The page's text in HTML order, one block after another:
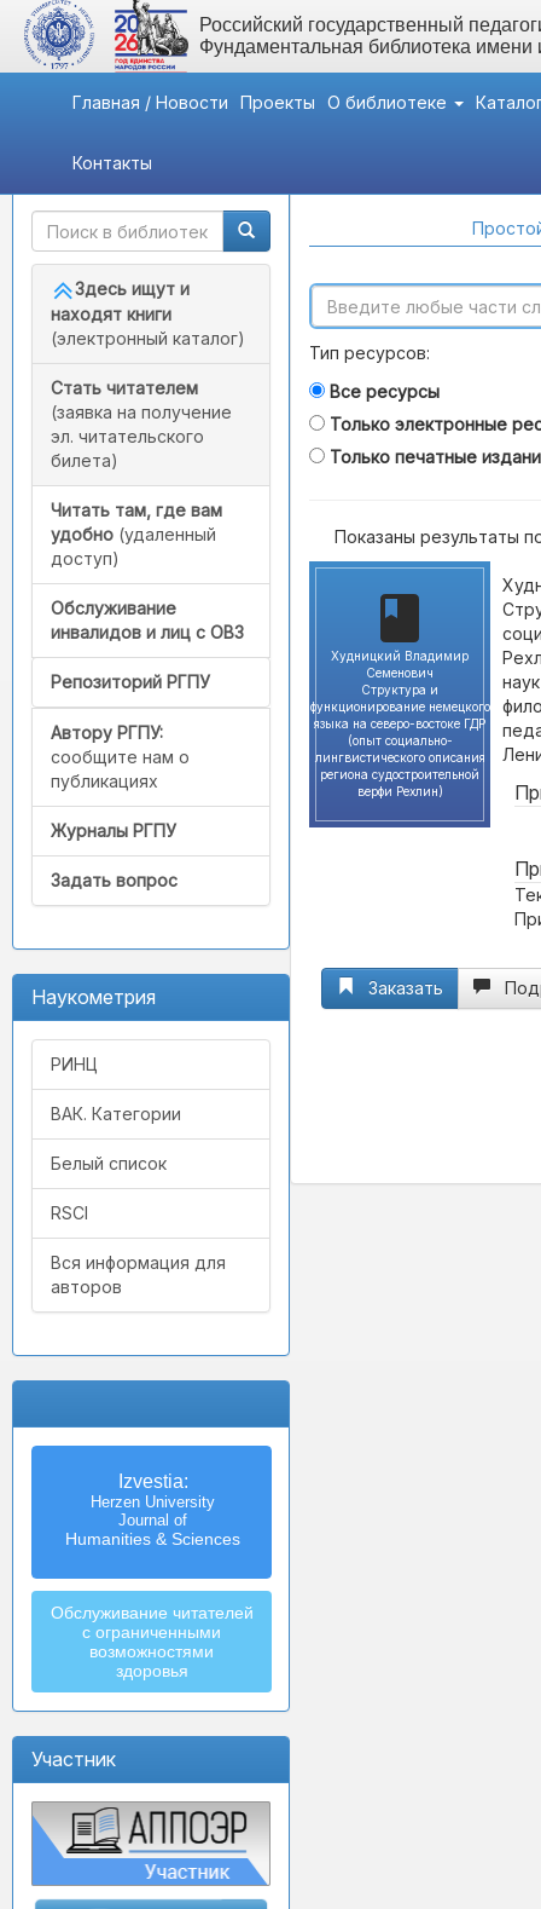
Российский государственный
Фундаментальная библиотека
Главная / Новости Проекты О библиотеке
Контакты
Быстрый доступ
Здесь ищут и
находят книги
(электронный каталог)
Стать читателем
(заявка на получение
эл. читательского
билета)
Читать там, где вам
удобно (удаленный
доступ)
Обслуживание
инвалидов и лиц с ОВЗ
Репозиторий РГПУ
Автору РГПУ:
сообщите нам о
публикациях
Журналы РГПУ
Задать вопрос
Наукометрия
РИНЦ
ВАК. Категории
Белый список
RSCI
Вся информация для
авторов
Izvestia:
Herzen University
Journal of
Humanities & Sciences
Обслуживание читателей
с ограниченными
возможностями
здоровья
Участник
Тип ресурсов:
Все ресурсы
Только электронные
Только печатные
Показаны результаты
Худницкий Владимир
Семенович
Структура и
функционирование немецкого
языка на северо-востоке ГДР
(опыт социально-
лингвистического описания
региона судостроительной
верфи Рехлин)
Заказать